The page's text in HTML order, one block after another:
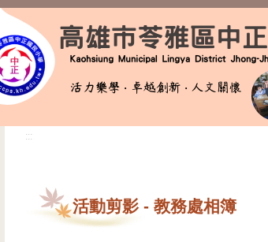
:::
活動剪影 - 教務處相簿